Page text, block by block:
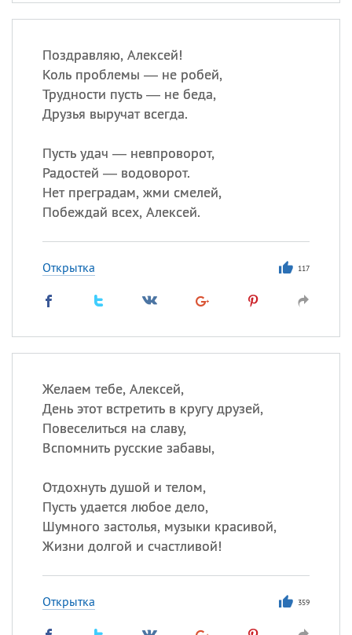
Поздравляю, Алексей!
Коль проблемы — не робей,
Трудности пусть — не беда,
Друзья выручат всегда.
Пусть удач — невпроворот,
Радостей — водоворот.
Нет преградам, жми смелей,
Побеждай всех, Алексей.
Открытка 117
Желаем тебе, Алексей,
День этот встретить в кругу друзей,
Повеселиться на славу,
Вспомнить русские забавы,
Отдохнуть душой и телом,
Пусть удается любое дело,
Шумного застолья, музыки красивой,
Жизни долгой и счастливой!
Открытка 359